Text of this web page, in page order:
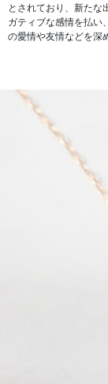
とされており、新たな
ガティブな感情を払い
の愛情や友情などを深